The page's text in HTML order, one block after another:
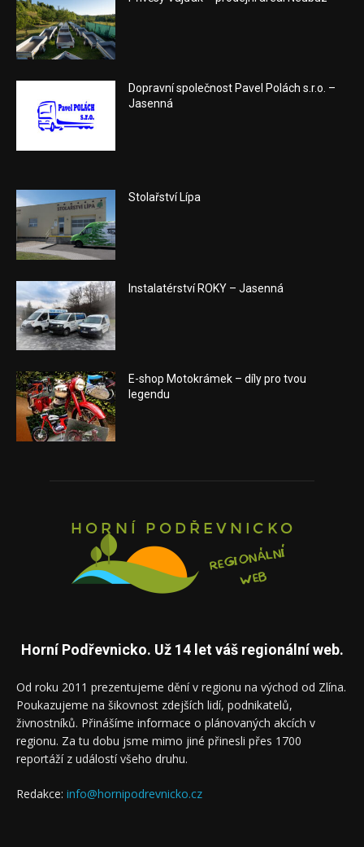
Dopravní společnost Pavel Polách s.r.o. –
Jasenná
Stolařství Lípa
Instalatérství ROKY – Jasenná
E-shop Motokrámek – díly pro tvou
legendu
Horní Podřevnicko. Už 14 let váš regionální web.
Od roku 2011 prezentujeme dění v regionu na východ od Zlína.
Poukazujeme na šikovnost zdejších lidí, podnikatelů,
živnostníků. Přinášíme informace o plánovaných akcích v
regionu. Za tu dobu jsme mimo jiné přinesli přes 1700
reportáží z událostí všeho druhu.
Redakce: info@hornipodrevnicko.cz